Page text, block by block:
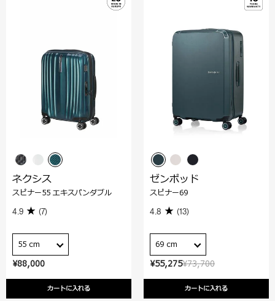
¥88,000
カートに入れる
ネクシス
スピナー55 エキスパンダブル
4.9 (7)
55 cm
¥73,700
¥55,275
カートに入れる
ゼンポッド
スピナー69
4.8 (13)
69 cm